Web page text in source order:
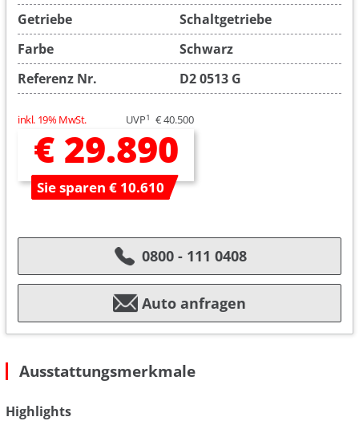
Getriebe
Schaltgetriebe
Farbe
Schwarz
Referenz Nr.
D2 0513 G
inkl. 19% MwSt. UVP1 € 40.500
€ 29.890
Sie sparen € 10.610
0800 - 111 0408
Auto anfragen
Ausstattungsmerkmale
Highlights